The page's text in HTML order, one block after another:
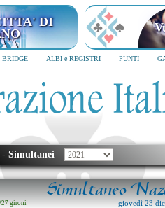
BRIDGE ALBI e REGISTRI PUNTI
- Simultanei
Simultaneo
/27 gironi giovedì 23